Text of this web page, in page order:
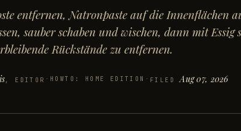
entfernen, Natronpaste auf die Innenflächen
sauber schaben und wischen, dann mit Essig
Rückstände zu entfernen.
, EDITOR · HOWTO: HOME EDITION · FILEDAug 07, 2026